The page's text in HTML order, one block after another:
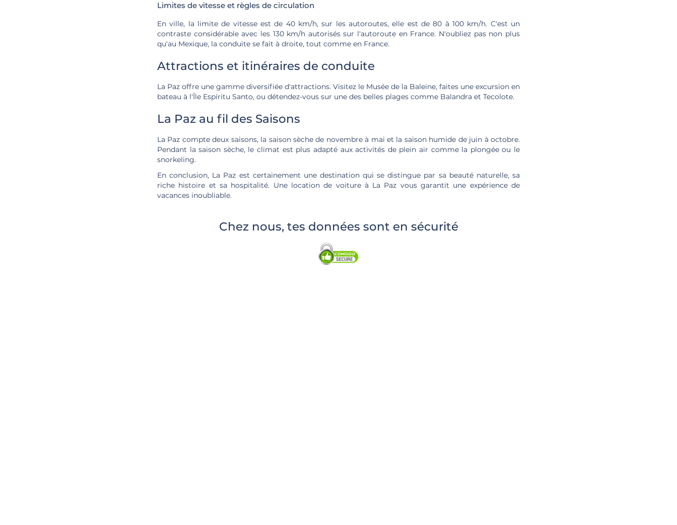
Limites de vitesse et règles de circulation
En ville, la limite de vitesse est de 40 km/h, sur les autoroutes, elle est de 80 à 100 km/h. C'est un
contraste considérable avec les 130 km/h autorisés sur l'autoroute en France. N'oubliez pas non plus
qu'au Mexique, la conduite se fait à droite, tout comme en France.
Attractions et itinéraires de conduite
La Paz offre une gamme diversifiée d'attractions. Visitez le Musée de la Baleine, faites une excursion en
bateau à l'Île Espíritu Santo, ou détendez-vous sur une des belles plages comme Balandra et Tecolote.
La Paz au fil des Saisons
La Paz compte deux saisons, la saison sèche de novembre à mai et la saison humide de juin à octobre.
Pendant la saison sèche, le climat est plus adapté aux activités de plein air comme la plongée ou le
snorkeling.
En conclusion, La Paz est certainement une destination qui se distingue par sa beauté naturelle, sa
riche histoire et sa hospitalité. Une location de voiture à La Paz vous garantit une expérience de
vacances inoubliable.
Chez nous, tes données sont en sécurité